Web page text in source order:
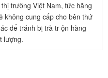
trường Việt Nam, tức hãng
không cung cấp cho bên thứ
để tránh bị trà tr ộn hàng
lượng.